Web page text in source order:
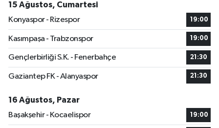
15 Ağustos, Cumartesi
Konyaspor - Rizespor
19:00
Kasımpaşa - Trabzonspor 19:00
Gençlerbirliği S.K. - Fenerbahçe 21:30
Gaziantep FK - Alanyaspor 21:30
16 Ağustos, Pazar
Başakşehir - Kocaelispor
19:00